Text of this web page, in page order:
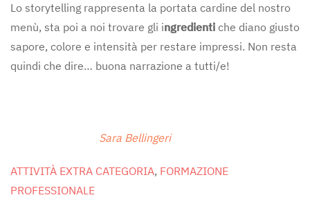
Lo storytelling rappresenta la portata cardine del nostro
menù, sta poi a noi trovare gli ingredienti che diano giusto
sapore, colore e intensità per restare impressi. Non resta
quindi che dire… buona narrazione a tutti/e!
Sara Bellingeri
ATTIVITÀ EXTRA CATEGORIA, FORMAZIONE
PROFESSIONALE